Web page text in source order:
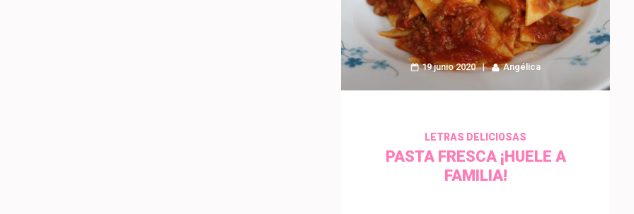
19 junio 2020 Angélica
LETRAS DELICIOSAS
PASTA FRESCA ¡HUELE A
FAMILIA!